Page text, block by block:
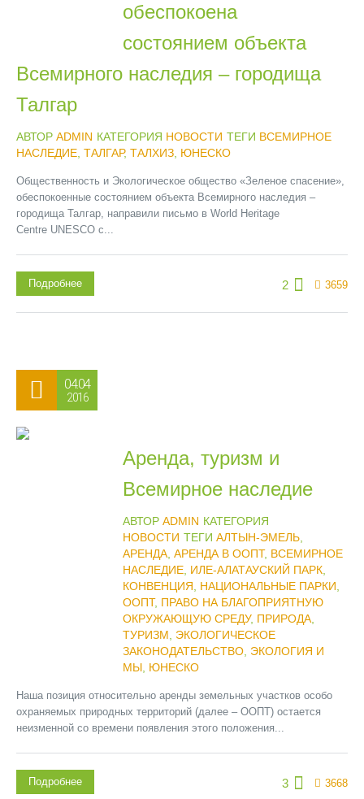
обеспокоена
состоянием объекта
Всемирного наследия – городища
Талгар
АВТОР ADMIN КАТЕГОРИЯ НОВОСТИ ТЕГИ ВСЕМИРНОЕ
НАСЛЕДИЕ ТАЛГАР, ТАЛХИЗ ЮНЕСКО
Общественность и Экологическое общество «Зеленое спасение»,
обеспокоенные состоянием объекта Всемирного наследия –
городища Талгар, направили письмо в World Heritage
Centre UNESCO с...
2 3659
Подробнее
04.04
2016
Аренда, туризм и
Всемирное наследие
АВТОР ADMIN КАТЕГОРИЯ
НОВОСТИ ТЕГИ АЛТЫН-ЭМЕЛЬ,
АРЕНДА, АРЕНДА В ООПТ, ВСЕМИРНОЕ
НАСЛЕДИЕ, ИЛЕ-АЛАТАУСКИЙ ПАРК,
КОНВЕНЦИЯ
НАЦИОНАЛЬНЫЕ ПАРКИ
ООПТ, ПРАВО НА БЛАГОПРИЯТНУЮ
ОКРУЖАЮЩУЮ СРЕДУ, ПРИРОДА,
ТУРИЗМ
ЭКОЛОГИЧЕСКОЕ
ЗАКОНОДАТЕЛЬСТВО, ЭКОЛОГИЯ И
МЫ, ЮНЕСКО
Наша позиция относительно аренды земельных участков особо
охраняемых природных территорий (далее – ООПТ) остается
неизменной со времени появления этого положения...
3 3668
Подробнее